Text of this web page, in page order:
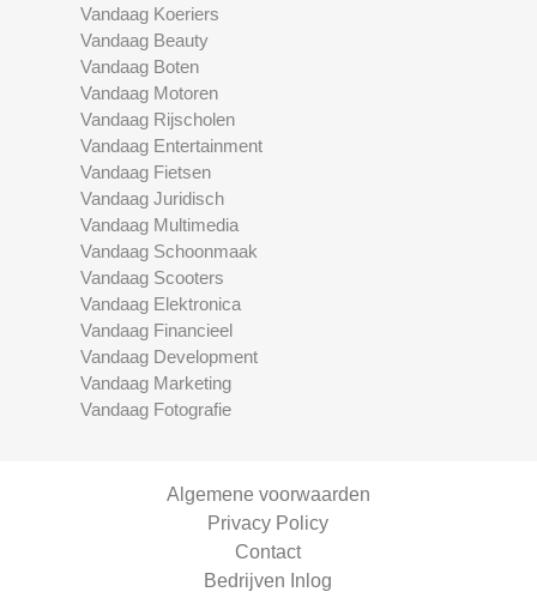
Vandaag Koeriers
Vandaag Beauty
Vandaag Boten
Vandaag Motoren
Vandaag Rijscholen
Vandaag Entertainment
Vandaag Fietsen
Vandaag Juridisch
Vandaag Multimedia
Vandaag Schoonmaak
Vandaag Scooters
Vandaag Elektronica
Vandaag Financieel
Vandaag Development
Vandaag Marketing
Vandaag Fotografie
Algemene voorwaarden
Privacy Policy
Contact
Bedrijven Inlog